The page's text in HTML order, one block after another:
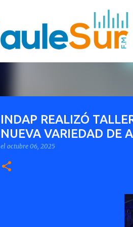
INDAP REALIZÓ
NUEVA VARIEDAD DE
el octubre 06, 2025